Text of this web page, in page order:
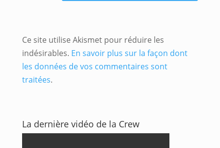
Ce site utilise Akismet pour réduire les
indésirables. En savoir plus sur la façon dont
les données de vos commentaires sont
traitées.
La dernière vidéo de la Crew